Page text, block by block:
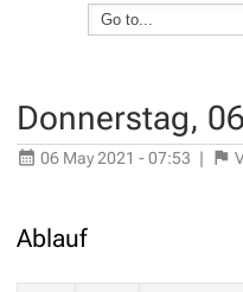
Donnerstag,
06 May 2021 - 07:53 |
Ablauf